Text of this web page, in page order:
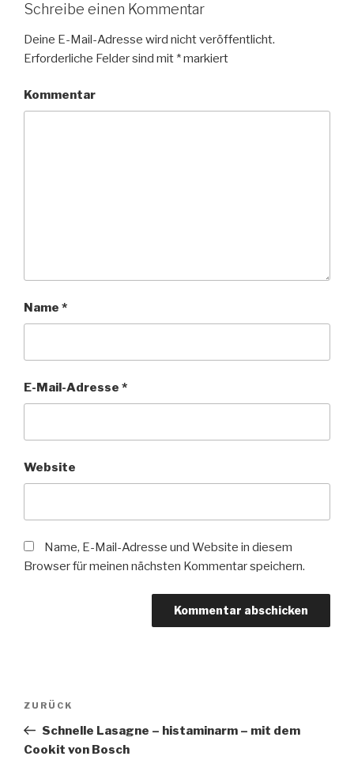
Schreibe einen Kommentar
Deine E-Mail-Adresse wird nicht veröffentlicht.
Erforderliche Felder sind mit *markiert
Kommentar
Name *
E-Mail-Adresse *
Website
Name, E-Mail-Adresse und Website in diesem
Browser für meinen nächsten Kommentar speichern.
Beitragsnavigation
Vorheriger
Beitrag
ZURÜCK
Schnelle Lasagne – histaminarm – mit dem
Cookit von Bosch